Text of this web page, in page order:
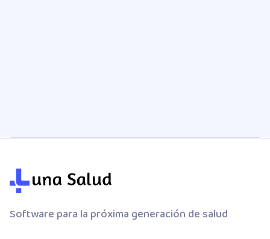
Software para la próxima generación de salud